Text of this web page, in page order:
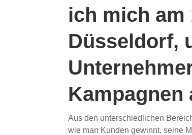
ich mich am
Düsseldorf,
Kampagnen
Aus den unterschiedlichen
wie man Kunden gewinnt, seine